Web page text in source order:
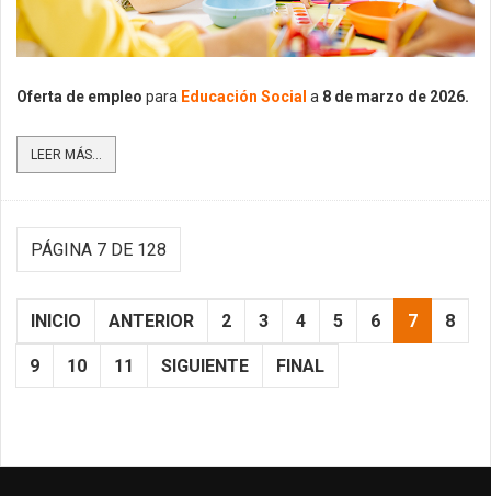
Oferta de empleo para Educación Social a 8 de marzo de 2026.
LEER MÁS...
PÁGINA 7 DE 128
INICIO ANTERIOR 2 3 4 5 6 7 8
9 10 11 SIGUIENTE FINAL